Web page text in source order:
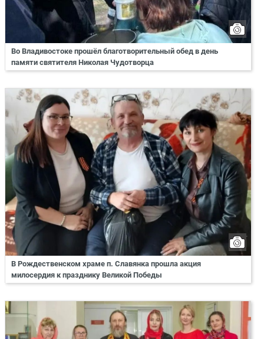
Во Владивостоке прошёл благотворительный обед в день
памяти святителя Николая Чудотворца
В Рождественском храме п. Славянка прошла акция
милосердия к празднику Великой Победы